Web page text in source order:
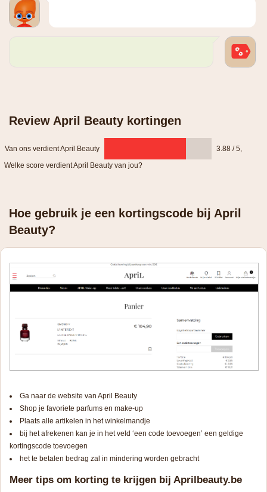
Review April Beauty kortingen
Van ons verdient April Beauty 3.88 / 5
Welke score verdient April Beauty van jou?
Hoe gebruik je een kortingscode bij April
Beauty?
Ga naar de website van April Beauty
Shop je favoriete parfums en make-up
Plaats alle artikelen in het winkelmandje
bij het afrekenen kan je in het veld ‘een code toevoegen’ een geldige
kortingscode toevoegen
het te betalen bedrag zal in mindering worden gebracht
Meer tips om korting te krijgen bij Aprilbeauty.be